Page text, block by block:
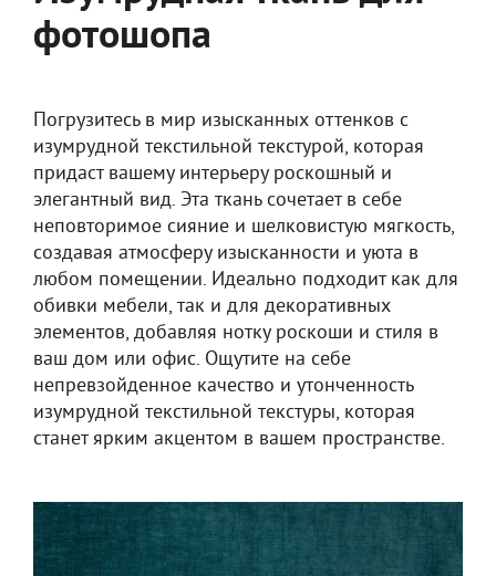
фотошопа
Погрузитесь в мир изысканных оттенков с
изумрудной текстильной текстурой, которая
придаст вашему интерьеру роскошный и
элегантный вид. Эта ткань сочетает в себе
неповторимое сияние и шелковистую мягкость,
создавая атмосферу изысканности и уюта в
любом помещении. Идеально подходит как для
обивки мебели, так и для декоративных
элементов, добавляя нотку роскоши и стиля в
ваш дом или офис. Ощутите на себе
непревзойденное качество и утонченность
изумрудной текстильной текстуры, которая
станет ярким акцентом в вашем пространстве.